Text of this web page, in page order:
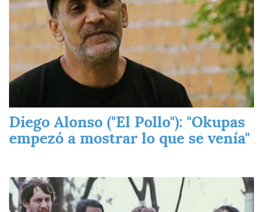
Diego Alonso ("El Pollo"): "Okupas
empezó a mostrar lo que se venía"
Imagen